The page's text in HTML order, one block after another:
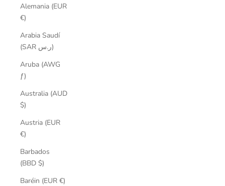
Alemania (EUR
€)
Arabia Saudí
(SAR ر.س)
Aruba (AWG
ƒ)
Australia (AUD
$)
Austria (EUR
€)
Barbados
(BBD $)
Baréin (EUR €)